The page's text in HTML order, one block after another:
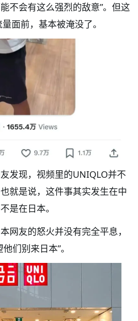
不会有这么强烈的敌意”。但这
面前，基本被淹没了。
发现，视频里的UNIQLO并不
就是说，这件事其实发生在中
是在日本。
网友的怒火并没有完全平息，
们别来日本”。